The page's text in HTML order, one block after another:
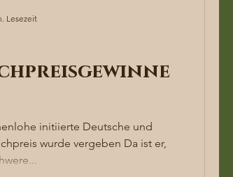
initiierte Deutsche und
wurde vergeben Da ist er,
Lesezeit